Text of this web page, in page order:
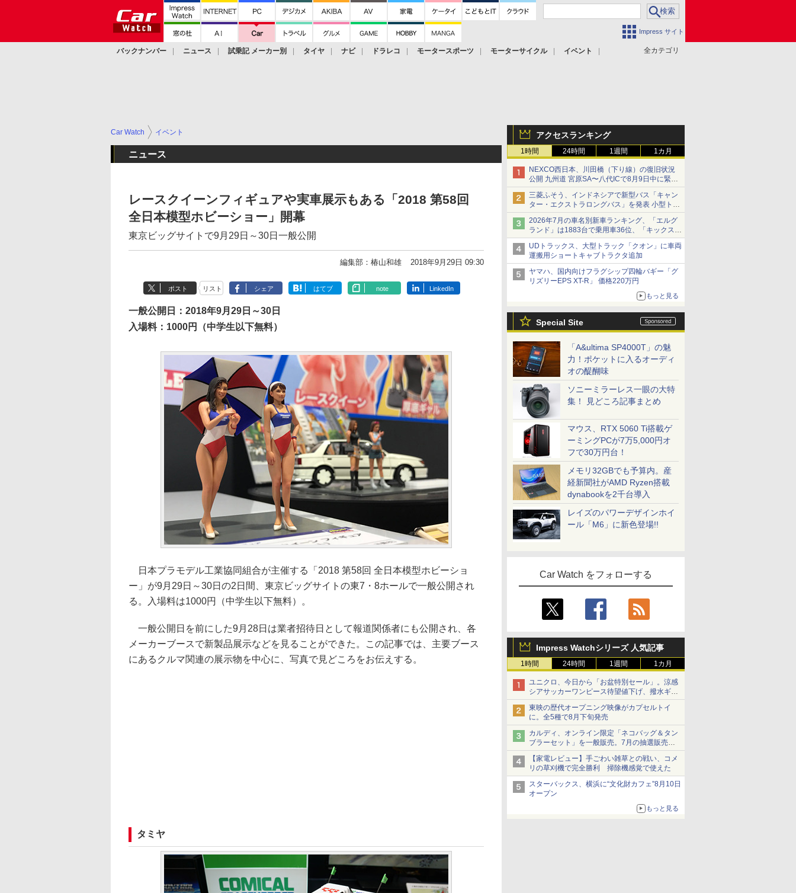
Impress サイト
全カテゴリ
バックナンバー ニュース 試乗記 メーカー別 タイヤ ナビ ドラレコ モータースポーツ モーターサイクル
イベント
アクセスランキング
1時間 24時間 1週間 1カ月
NEXCO西日本、川田橋（下り線）の復旧状況
公開 九州道 宮原SA〜八代ICで8月9日中に緊急
車両を通行可能に
三菱ふそう、インドネシアで新型バス「キャン
ター・エクストラロングバス」を発表 小型トラ
ックベースの観光・旅客輸送向けバス
2026年7月の車名別新車ランキング、「エルグ
ランド」は1883台で乗用車36位、「キックス」
は2591台で27位に
UDトラックス、大型トラック「クオン」に車両
運搬用ショートキャブトラクタ追加
ヤマハ、国内向けフラグシップ四輪バギー「グ
リズリーEPS XT-R」 価格220万円
もっと見る
Special Site
「A&ultima SP4000T」の魅
力！ポケットに入るオーディ
オの醍醐味
ソニーミラーレス一眼の大特
集！ 見どころ記事まとめ
マウス、RTX 5060 Ti搭載ゲ
ーミングPCが7万5,000円オ
フで30万円台！
メモリ32GBでも予算内。産
経新聞社がAMD Ryzen搭載
dynabookを2千台導入
レイズのパワーデザインホイ
ール「M6」に新色登場!!
Car Watch をフォローする
Impress Watchシリーズ 人気記事
1時間 24時間 1週間 1カ月
ユニクロ、今日から「お盆特別セール」。涼感
シアサッカーワンピース待望値下げ、撥水ギア
ショーツは1990円に
東映の歴代オープニング映像がカプセルトイ
に。全5種で8月下旬発売
カルディ、オンライン限定「ネコバッグ＆タン
ブラーセット」を一般販売。7月の抽選販売の
当選無効分
【家電レビュー】手ごわい雑草との戦い、コメ
リの草刈機で完全勝利 掃除機感覚で使えた
スターバックス、横浜に“文化財カフェ”8月10日
オープン
もっと見る
Car Watch イベント
ニュース
レースクイーンフィギュアや実車展示もある「2018 第58回
全日本模型ホビーショー」開幕
東京ビッグサイトで9月29日～30日一般公開
編集部：椿山和雄 2018年9月29日 09:30
ポスト リスト シェア はてブ note LinkedIn
一般公開日：2018年9月29日～30日
入場料：1000円（中学生以下無料）
日本プラモデル工業協同組合が主催する「2018 第58回 全日本模型ホビーショ
ー」が9月29日～30日の2日間、東京ビッグサイトの東7・8ホールで一般公開され
る。入場料は1000円（中学生以下無料）。
一般公開日を前にした9月28日は業者招待日として報道関係者にも公開され、各
メーカーブースで新製品展示などを見ることができた。この記事では、主要ブース
にあるクルマ関連の展示物を中心に、写真で見どころをお伝えする。
タミヤ